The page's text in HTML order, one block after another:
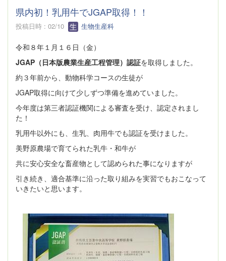
県内初！乳用牛でJGAP取得！！
投稿日時 : 02/10 生物生産科
令和８年１月１６日（金）
JGAP（日本版農業生産工程管理）認証を取得しました。
約３年前から、動物科学コースの生徒が
JGAP取得に向けて少しずつ準備を進めていました。
今年度は第三者認証機関による審査を受け、認定されまし
た！
乳用牛以外にも、生乳、肉用牛でも認証を受けました。
美野原農場で育てられた乳牛・和牛が
共に安心安全な畜産物として認められた事になりますが
引き続き、適合基準に沿った取り組みを実習でもおこなって
いきたいと思います。